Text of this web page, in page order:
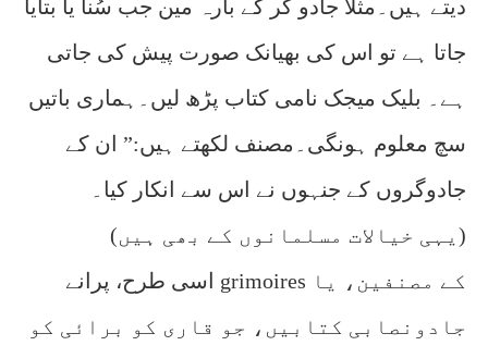
دیتے ہیں۔مثلاََ جادو گر کے بارہ مین جب سُنا یا بتایا
جاتا ہے تو اس کی بھیانک صورت پیش کی جاتی
ہے۔ بلیک میجک نامی کتاب پڑھ لیں۔ہماری باتیں
سچ معلوم ہونگی۔مصنف لکھتے ہیں:” ان کے
جادوگروں کے جنہوں نے اس سے انکار کیا۔
(یہی خیالات مسلمانوں کے بھی ہیں)
اسی طرح، پرانے grimoires کے مصنفین، یا
جادونصابی کتابیں، جو قاری کو برائی کو